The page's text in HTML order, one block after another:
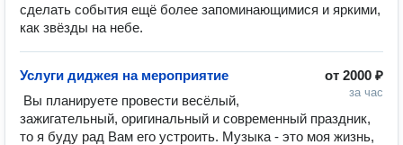
сделать события ещё более запоминающимися и яркими,
как звёзды на небе.
от 2000 ₽
за час
Услуги диджея на мероприятие
зажигательный, оригинальный и современный праздник,
то я буду рад Вам его устроить. Музыка - это моя жизнь,